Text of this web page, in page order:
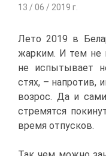
13 / 06 / 2019 г.
Ле­то 2019 в
жар­ким. И тем не
не ис­пы­ты­ва­ет
стях, – на­про­тив,
воз­рос. Да и
стре­мят­ся
вре­мя от­пус­ков.